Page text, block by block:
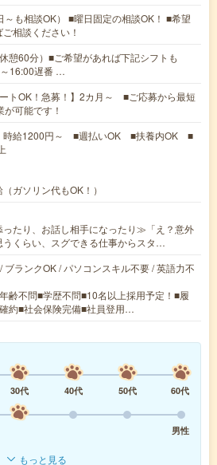
～も相談OK） ■曜日固定の相談OK！ ■希望
相談ください！
憩60分）■ご希望があれば下記シフトも
16:00遅番 …
ートOK！急募！】2カ月～ ■ご応募から最短
可能です！
時給1200円～ ■週払いOK ■扶養内OK ■
ガソリン代もOK！）
たり、お話し相手になったり≫「え？意外
うくらい、スグできる仕事からスタ…
ブランクOK / パソコンスキル不要 / 英語力不
齢不問■学歴不問■10名以上採用予定！■履
約■社会保険完備■社員登用…
30代 40代 50代
60代
男性
もっと見る